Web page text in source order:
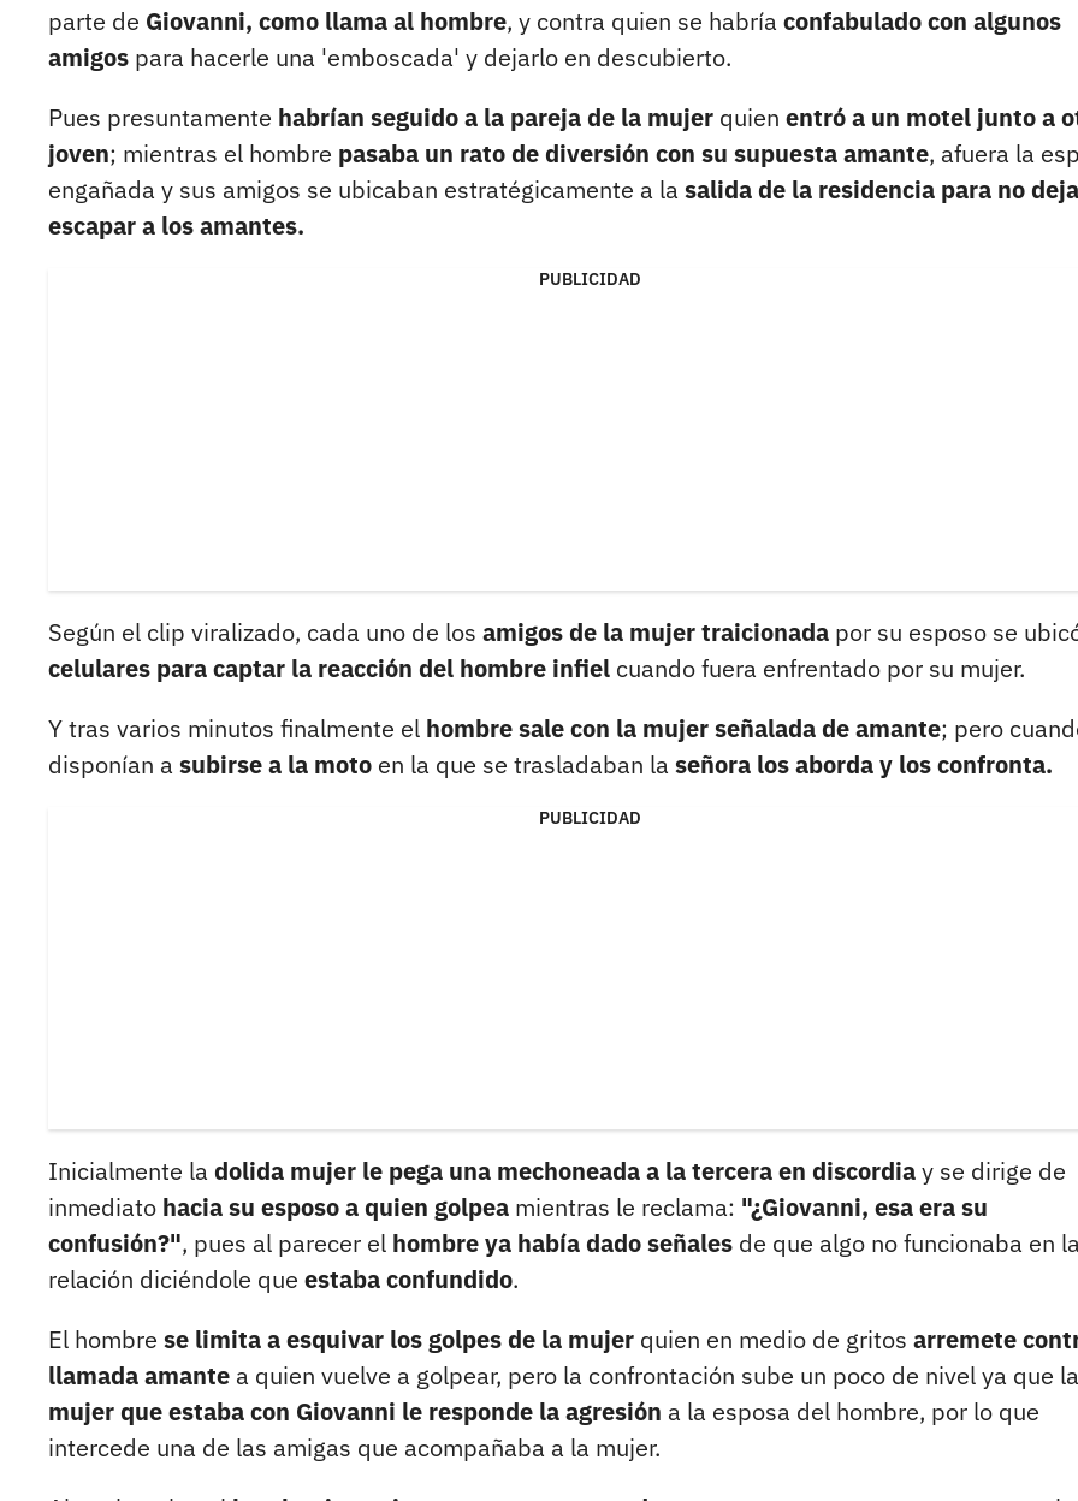
parte de Giovanni, como llama al hombre, y contra quien se habría confabulado con algunos
amigos para hacerle una 'emboscada' y dejarlo en descubierto.
Pues presuntamente habrían seguido a la pareja de la mujer quien entró a un motel junto a
joven; mientras el hombre pasaba un rato de diversión con su supuesta amante, afuera la
engañada y sus amigos se ubicaban estratégicamente a la salida de la residencia para no
escapar a los amantes.
PUBLICIDAD
Según el clip viralizado, cada uno de los amigos de la mujer traicionada por su esposo se
celulares para captar la reacción del hombre infiel cuando fuera enfrentado por su mujer.
Y tras varios minutos finalmente el hombre sale con la mujer señalada de amante; pero
disponían a subirse a la moto en la que se trasladaban la señora los aborda y los confronta.
PUBLICIDAD
Inicialmente la dolida mujer le pega una mechoneada a la tercera en discordiay se dirige de
inmediato hacia su esposo a quien golpea mientras le reclama: "¿Giovanni, esa era su
confusión?", pues al parecer el hombre ya había dado señales de que algo no funcionaba en
relación diciéndole que estaba confundido.
El hombre se limita a esquivar los golpes de la mujer quien en medio de gritos arremete
llamada amante a quien vuelve a golpear, pero la confrontación sube un poco de nivel ya que la
mujer que estaba con Giovanni le responde la agresión a la esposa del hombre, por lo que
intercede una de las amigas que acompañaba a la mujer.